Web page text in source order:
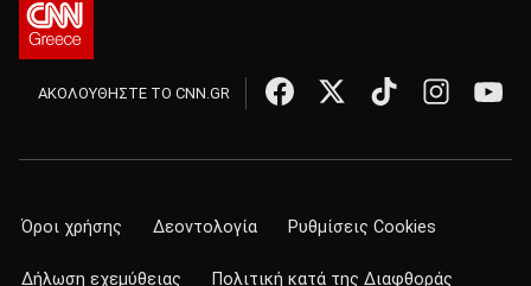
ΑΚΟΛΟΥΘΗΣΤΕ ΤΟ CNN.GR
Όροι χρήσης Δεοντολογία Ρυθμίσεις Cookies
Δήλωση εχεμύθειας Πολιτική κατά της Διαφθοράς